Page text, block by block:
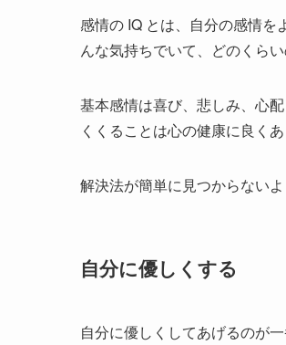
感情の IQ とは、自分の感情
んな気持ちでいて、どのくら
基本感情は喜び、悲しみ、心
くくることは心の健康に良くあ
解決法が簡単に見つからない
自分に優しくする
自分に優しくしてあげるのが